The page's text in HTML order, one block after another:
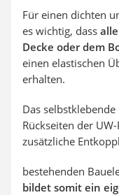
Für einen dichten
es wichtig, dass alle
Decke oder dem
einen elastischen
erhalten.
Das
Rückseiten der
zusätzliche
bestehenden
bildet somit ein